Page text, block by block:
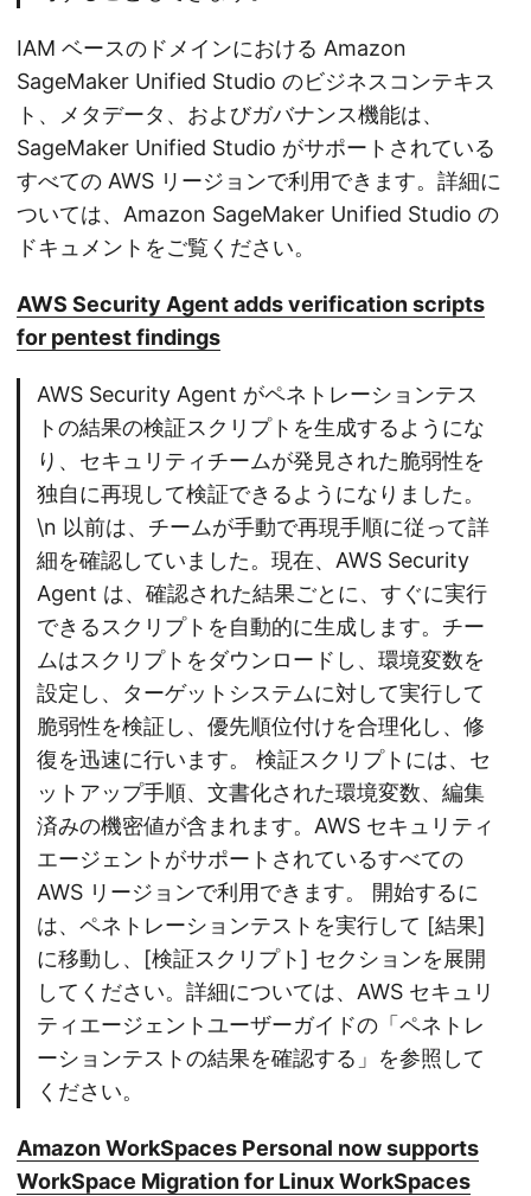
IAM ベースのドメインにおける Amazon
SageMaker Unified Studio のビジネスコンテキス
ト、メタデータ、およびガバナンス機能は、
SageMaker Unified Studio がサポートされている
すべての AWS リージョンで利用できます。詳細に
ついては、Amazon SageMaker Unified Studio の
ドキュメントをご覧ください。
AWS Security Agent adds verification scripts
for pentest findings
AWS Security Agent がペネトレーションテス
トの結果の検証スクリプトを生成するようにな
り、セキュリティチームが発見された脆弱性を
独自に再現して検証できるようになりました。
\n 以前は、チームが手動で再現手順に従って詳
細を確認していました。現在、AWS Security
Agent は、確認された結果ごとに、すぐに実行
できるスクリプトを自動的に生成します。チー
ムはスクリプトをダウンロードし、環境変数を
設定し、ターゲットシステムに対して実行して
脆弱性を検証し、優先順位付けを合理化し、修
復を迅速に行います。 検証スクリプトには、セ
ットアップ手順、文書化された環境変数、編集
済みの機密値が含まれます。AWS セキュリティ
エージェントがサポートされているすべての
AWS リージョンで利用できます。 開始するに
は、ペネトレーションテストを実行して [結果]
に移動し、[検証スクリプト] セクションを展開
してください。詳細については、AWS セキュリ
ティエージェントユーザーガイドの「ペネトレ
ーションテストの結果を確認する」を参照して
ください。
Amazon WorkSpaces Personal now supports
WorkSpace Migration for Linux WorkSpaces